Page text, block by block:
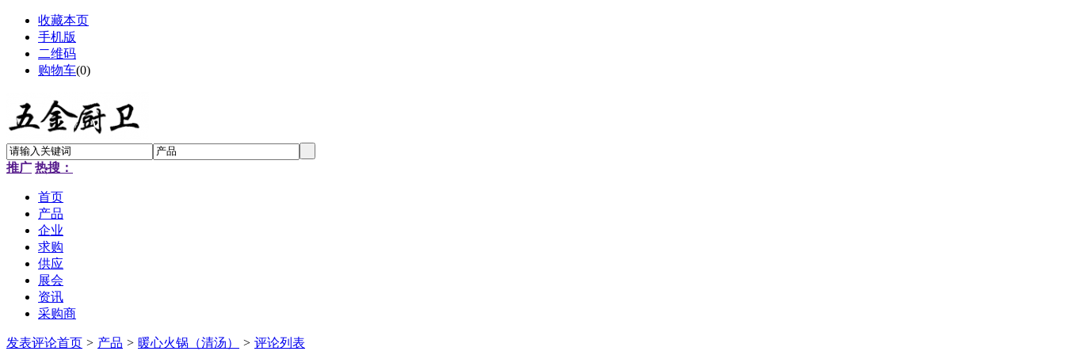
收藏本页
手机版
二维码
购物车(0)
推广 热搜：
首页
产品
企业
求购
供应
展会
资讯
采购商
发表评论首页 > 产品 > 暖心火锅（清汤） > 评论列表